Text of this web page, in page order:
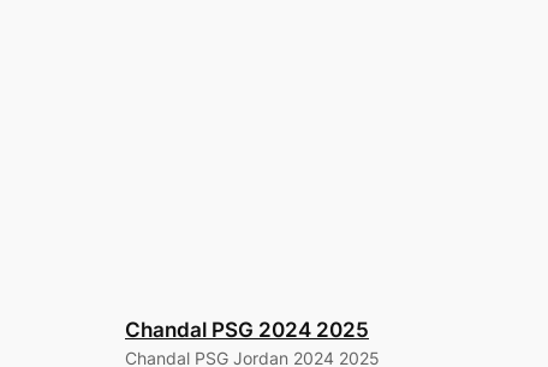
Chandal PSG 2024 2025
Chandal PSG Jordan 2024 2025